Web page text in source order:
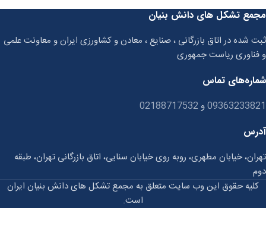
مجمع تشکل های دانش بنیان
ثبت شده در اتاق بازرگانی ، صنایع ، معادن و کشاورزی ایران و معاونت علمی
و فناوری ریاست جمهوری
شماره‌های تماس
09363233821و 02188717532
آدرس
تهران، خیابان مطهری، روبه روی خیابان سنایی، اتاق بازرگانی تهران، طبقه
دوم
کلیه حقوق این وب سایت متعلق به مجمع تشکل های دانش بنیان ایران
است.